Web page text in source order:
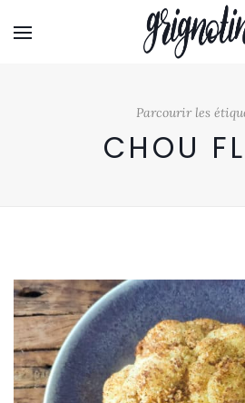
Parcourir les
CHOU